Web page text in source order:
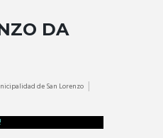
DA
de San Lorenzo